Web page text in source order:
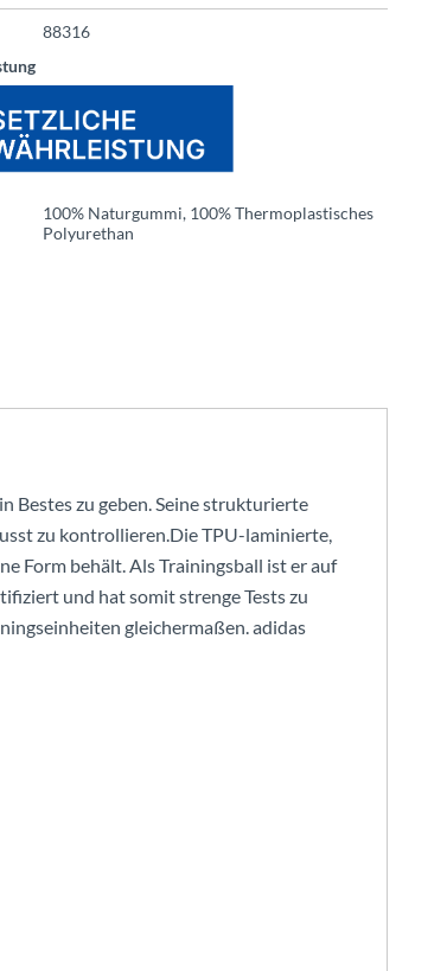
88316
100% Naturgummi, 100% Thermoplastisches
Polyurethan
Bestes zu geben. Seine strukturierte
zu kontrollieren.Die TPU-laminierte,
Form behält. Als Trainingsball ist er auf
und hat somit strenge Tests zu
gleichermaßen. adidas